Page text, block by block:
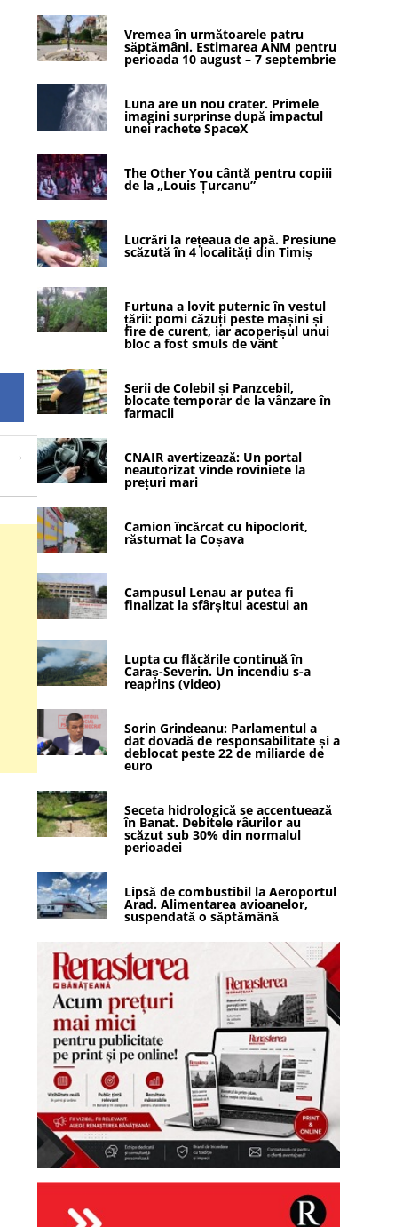
Vremea în următoarele patru
săptămâni. Estimarea ANM pentru
perioada 10 august – 7 septembrie
Luna are un nou crater. Primele
imagini surprinse după impactul
unei rachete SpaceX
The Other You cântă pentru copiii
de la „Louis Țurcanu”
Lucrări la rețeaua de apă. Presiune
scăzută în 4 localități din Timiș
Furtuna a lovit puternic în vestul
țării: pomi căzuți peste mașini și
fire de curent, iar acoperișul unui
bloc a fost smuls de vânt
Serii de Colebil și Panzcebil,
blocate temporar de la vânzare în
farmacii
CNAIR avertizează: Un portal
neautorizat vinde roviniete la
prețuri mari
Camion încărcat cu hipoclorit,
răsturnat la Coșava
Campusul Lenau ar putea fi
finalizat la sfârșitul acestui an
Lupta cu flăcările continuă în
Caraș-Severin. Un incendiu s-a
reaprins (video)
Sorin Grindeanu: Parlamentul a
dat dovadă de responsabilitate și a
deblocat peste 22 de miliarde de
euro
Seceta hidrologică se accentuează
în Banat. Debitele râurilor au
scăzut sub 30% din normalul
perioadei
Lipsă de combustibil la Aeroportul
Arad. Alimentarea avioanelor,
suspendată o săptămână